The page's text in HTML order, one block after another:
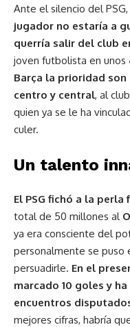
Ante el silencio del PSG,
jugador no estaría a
querría salir del club
joven futbolista en unos
Barça la prioridad
centro y central, al
quien ya se le ha
culer.
Un talento
El PSG fichó a la perla
total de 50 millones al
ya era consciente del
personalmente se puso
persuadirle. En el
marcado 10 goles y
encuentros
mejores cifras, habría